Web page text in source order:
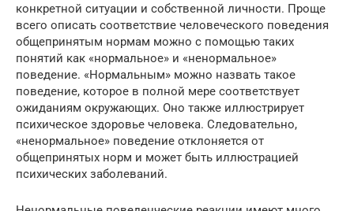
конкретной ситуации и собственной личности. Проще
всего описать соответствие человеческого поведения
общепринятым нормам можно с помощью таких
понятий как «нормальное» и «ненормальное»
поведение. «Нормальным» можно назвать такое
поведение, которое в полной мере соответствует
ожиданиям окружающих. Оно также иллюстрирует
психическое здоровье человека. Следовательно,
«ненормальное» поведение отклоняется от
общепринятых норм и может быть иллюстрацией
психических заболеваний.